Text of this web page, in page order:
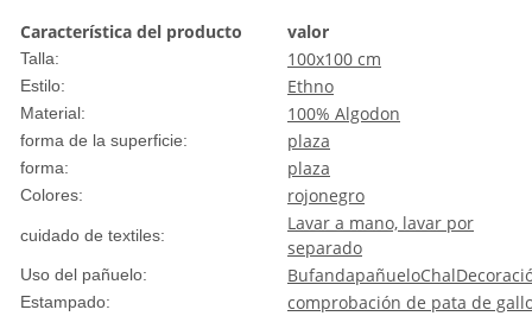
Característica del producto
valor
Talla: 100x100 cm
Estilo: Ethno
Material: 100% Algodon
forma de la superficie: plaza
forma: plaza
Colores: rojonegro
cuidado de textiles:
Lavar a mano, lavar por
separado
Uso del pañuelo: BufandapañueloChal
Estampado: comprobación de pata de